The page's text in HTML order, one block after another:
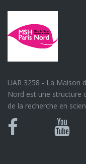
UAR 3258 - La Maison
Nord est une structure
de la recherche en
Bluesky
Canal